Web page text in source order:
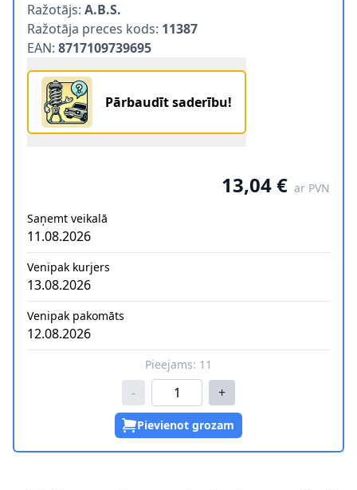
Ražotājs: A.B.S.
Ražotāja preces kods: 11387
EAN: 8717109739695
Pārbaudīt saderību!
13,04 € ar PVN
Saņemt veikalā
11.08.2026
Venipak kurjers
13.08.2026
Venipak pakomāts
12.08.2026
Pieejams: 11
- +
Pievienot grozam